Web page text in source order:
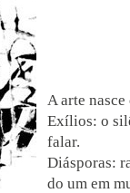
A arte
Exílios: o
falar.
Diásporas:
do um em